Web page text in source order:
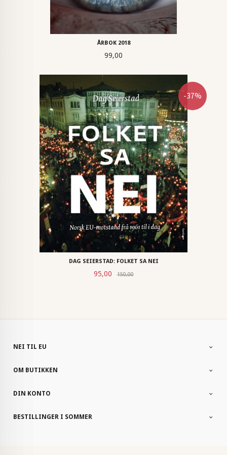
ÅRBOK 2018
Pris
99,00
DAG SEIERSTAD: FOLKET SA NEI
Tilbud
95,00 150,00Rabatt
-37%
NEI TIL EU
OM BUTIKKEN
DIN KONTO
BESTILLINGER I SOMMER